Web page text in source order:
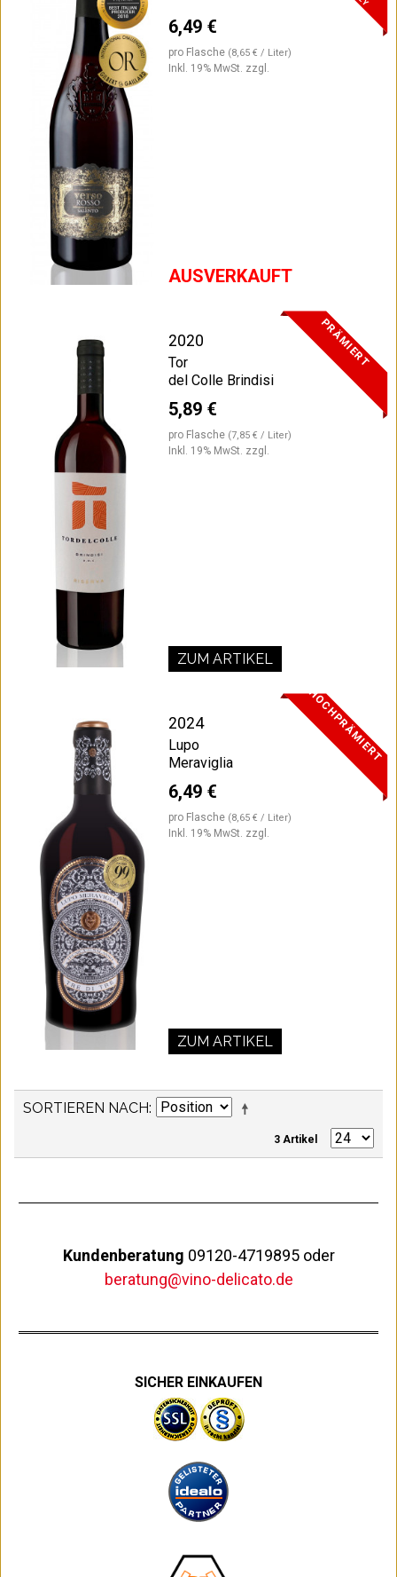
6,49 €
pro Flasche (8,65 € / Liter)
Inkl. 19% MwSt. zzgl.
AUSVERKAUFT
PRÄMIERT
2020
Tor
del Colle Brindisi
5,89 €
pro Flasche (7,85 € / Liter)
Inkl. 19% MwSt. zzgl.
ZUM ARTIKEL
HOCHPRÄMIERT
2024
Lupo
Meraviglia
6,49 €
pro Flasche (8,65 € / Liter)
Inkl. 19% MwSt. zzgl.
ZUM ARTIKEL
SORTIEREN NACH
3 Artikel
Kundenberatung 09120-4719895 oder
beratung@vino-delicato.de
SICHER EINKAUFEN